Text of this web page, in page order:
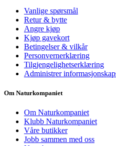
Vanlige spørsmål
Retur & bytte
Angre kjøp
Kjøp gavekort
Betingelser & vilkår
Personvernerklæring
Tilgjengelighetserklæring
Administrer
Om Naturkompaniet
Om Naturkompaniet
Klubb Naturkompaniet
Våre butikker
Jobb sammen med oss